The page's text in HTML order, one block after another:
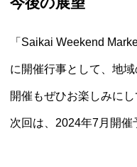
「Saikai Weekend
に開催行事として、地
開催もぜひお楽しみにし
次回は、2024年7月開